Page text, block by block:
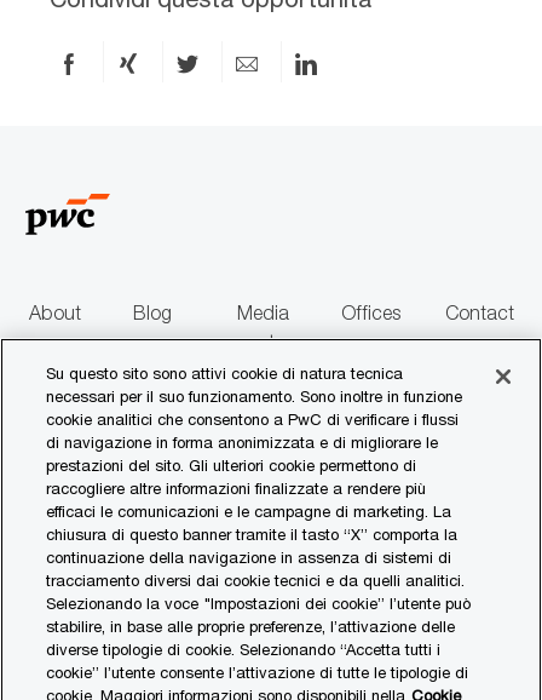
Condividi
Condividi
Condividi
CondividiCondividi
About
us
Blog
Media
centre
Offices
Contact
us
follow
us
Separator
© 2017 - 2026 PwC. All rights reserved. PwC refers to the PwC network and/or
one or more of its member firms, each of which is a separate legal entity. Please
see www.pwc.com/structure for further details.
Privacy Statement
Su questo sito sono attivi cookie di natura tecnica
necessari per il suo funzionamento. Sono inoltre in funzione
cookie analitici che consentono a PwC di verificare i flussi
di navigazione in forma anonimizzata e di migliorare le
prestazioni del sito. Gli ulteriori cookie permettono di
raccogliere altre informazioni finalizzate a rendere più
efficaci le comunicazioni e le campagne di marketing. La
chiusura di questo banner tramite il tasto “X” comporta la
continuazione della navigazione in assenza di sistemi di
tracciamento diversi dai cookie tecnici e da quelli analitici.
Selezionando la voce "Impostazioni dei cookie” l’utente può
stabilire, in base alle proprie preferenze, l’attivazione delle
diverse tipologie di cookie. Selezionando “Accetta tutti i
cookie” l’utente consente l’attivazione di tutte le tipologie di
cookie. Maggiori informazioni sono disponibili nella Cookie